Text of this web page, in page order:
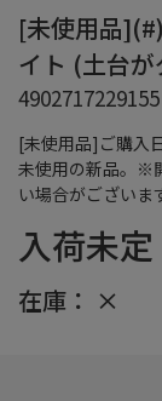
[未使用品]ご購入
未使用の新品。※
い場合がございま
[未使用品
イト (土台
4902717229155
入荷未定
在庫： ×